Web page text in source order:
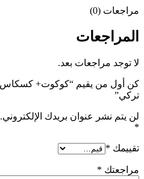
مراجعات (0)
المراجعات
لا توجد مراجعات بعد.
تركي”
لن يتم نشر عنوان بريدك الإلكتروني.
*
تقييمك *
مراجعتك *